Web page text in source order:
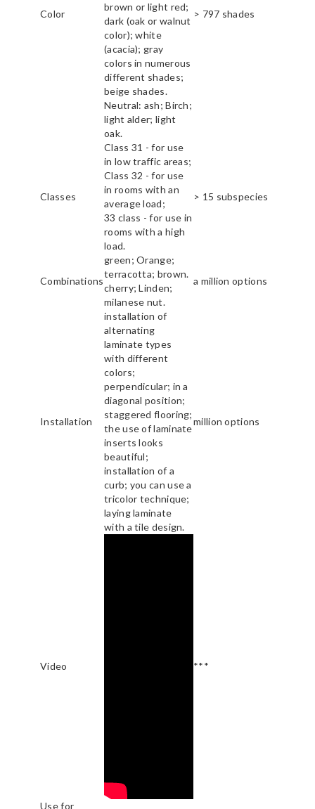
Color
brown or light red;
dark (oak or walnut
color); white
(acacia); gray
colors in numerous
different shades;
beige shades.
Neutral: ash; Birch;
light alder; light
oak.
> 797 shades
Classes
Class 31 - for use
in low traffic areas;
Class 32 - for use
in rooms with an
average load;
33 class - for use in
rooms with a high
load.
> 15 subspecies
Combinations
green; Orange;
terracotta; brown.
cherry; Linden;
milanese nut.
a million options
Installation
installation of
alternating
laminate types
with different
colors;
perpendicular; in a
diagonal position;
staggered flooring;
the use of laminate
inserts looks
beautiful;
installation of a
curb; you can use a
tricolor technique;
laying laminate
with a tile design.
million options
Video ***
Use for